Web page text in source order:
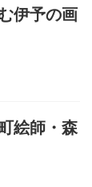
伊予の画
絵師・森